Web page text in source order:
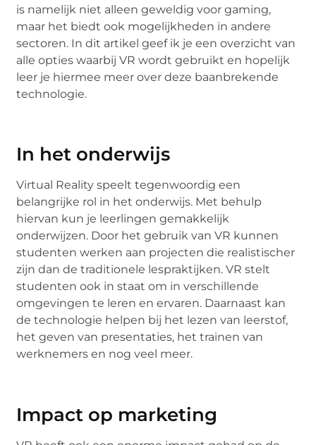
is namelijk niet alleen geweldig voor gaming,
maar het biedt ook mogelijkheden in andere
sectoren. In dit artikel geef ik je een overzicht van
alle opties waarbij VR wordt gebruikt en hopelijk
leer je hiermee meer over deze baanbrekende
technologie.
In het onderwijs
Virtual Reality speelt tegenwoordig een
belangrijke rol in het onderwijs. Met behulp
hiervan kun je leerlingen gemakkelijk
onderwijzen. Door het gebruik van VR kunnen
studenten werken aan projecten die realistischer
zijn dan de traditionele lespraktijken. VR stelt
studenten ook in staat om in verschillende
omgevingen te leren en ervaren. Daarnaast kan
de technologie helpen bij het lezen van leerstof,
het geven van presentaties, het trainen van
werknemers en nog veel meer.
Impact op marketing